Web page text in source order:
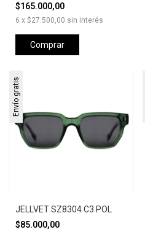
$165.000,00
6 x $27.500,00 sin interés
Comprar
Envío gratis
JELLVET SZ8304 C3 POL
$85.000,00